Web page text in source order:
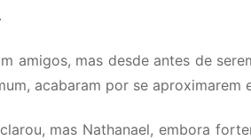
amigos, mas desde antes de
acabaram por se aproximarem
mas Nathanael, embora